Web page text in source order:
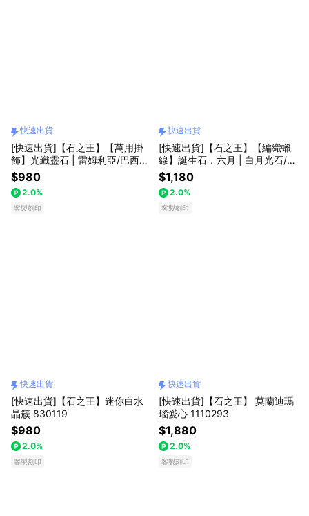
快速出貨
[快速出貨]【石之王】【萬用掛
飾】光織靈石 | 雷姆利亞/巴西蠟
線
$980
2.0%
客製刻印
快速出貨
[快速出貨]【石之王】【編織蠟
線】誕生石．六月 | 白月光石/奧
地利水晶
$1,180
2.0%
客製刻印
快速出貨
[快速出貨]【石之王】迷你白水
晶簇 830119
$980
2.0%
客製刻印
快速出貨
[快速出貨]【石之王】 莫蘭迪瑪
瑙愛心 1110293
$1,880
2.0%
客製刻印